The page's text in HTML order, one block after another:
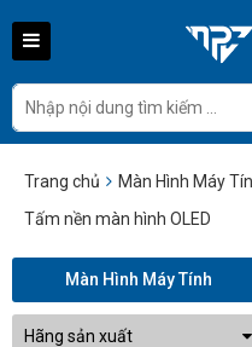
Trang chủ Màn Hình Máy
Tấm nền màn hình OLED
Màn Hình Máy Tính
Hãng sản xuất